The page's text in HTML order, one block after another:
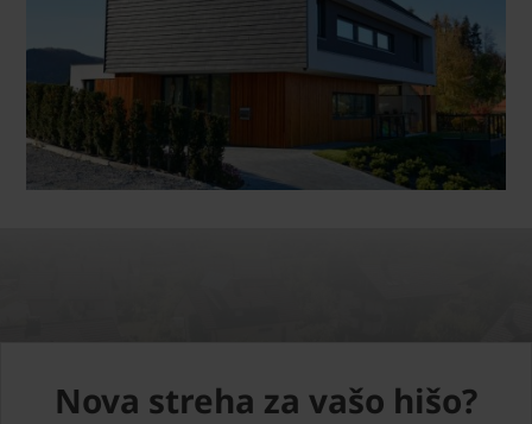
Nova streha za vašo hišo?